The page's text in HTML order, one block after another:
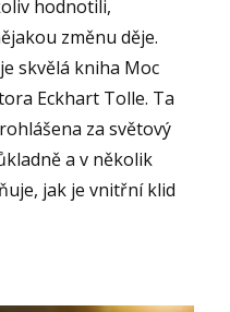
hodnotili,
změnu děje.
skvělá kniha Moc
Eckhart Tolle. Ta
za světový
a v několik
jak je vnitřní klid